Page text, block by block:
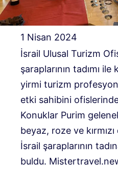
1 Nisan 2024
İsrail Ulusal Turizm
şaraplarının tadımı
yirmi turizm
etki sahibini
Konuklar Purim
beyaz, roze ve
İsrail şaraplarının
buldu.